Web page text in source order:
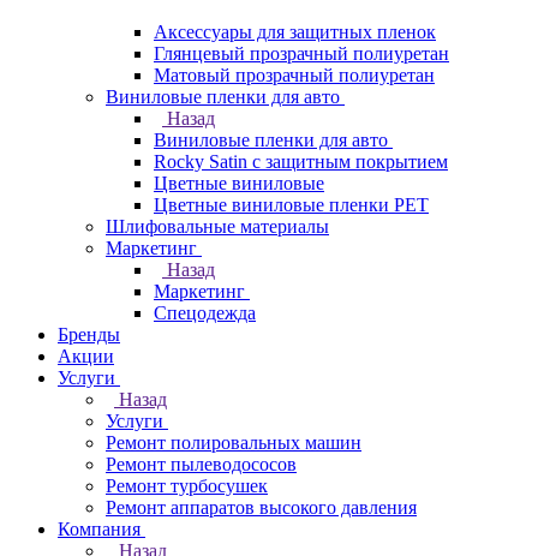
Аксессуары для защитных пленок
Глянцевый прозрачный полиуретан
Матовый прозрачный полиуретан
Виниловые пленки для авто
Назад
Виниловые пленки для авто
Rocky Satin с защитным покрытием
Цветные виниловые
Цветные виниловые пленки PET
Шлифовальные материалы
Маркетинг
Назад
Маркетинг
Спецодежда
Бренды
Акции
Услуги
Назад
Услуги
Ремонт полировальных машин
Ремонт пылеводососов
Ремонт турбосушек
Ремонт аппаратов высокого давления
Компания
Назад